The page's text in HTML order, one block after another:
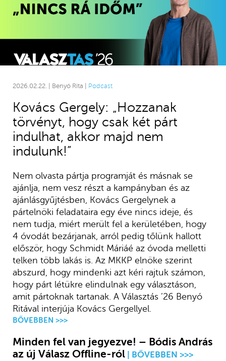
Minden fel van jegyezve! – Bódis András
az új Válasz Offline-ról
2026.02.22. | Benyó Rita | Podcast
Kovács Gergely: „Hozzanak
törvényt, hogy csak két párt
indulhat, akkor majd nem
indulunk!”
Nem olvasta pártja programját és másnak se
ajánlja, nem vesz részt a kampányban és az
ajánlásgyűjtésben, Kovács Gergelynek a
pártelnöki feladataira egy éve nincs ideje, és
nem tudja, miért merült fel a kerületében, hogy
4 óvodát bezárjanak, arról pedig tőlünk hallott
először, hogy Schmidt Máriáé az óvoda melletti
telken több lakás is. Az MKKP elnöke szerint
abszurd, hogy mindenki azt kéri rajtuk számon,
hogy párt létükre elindulnak egy választáson,
amit pártoknak tartanak. A Választás ’26 Benyó
Ritával interjúja Kovács Gergellyel.
BŐVEBBEN >>>